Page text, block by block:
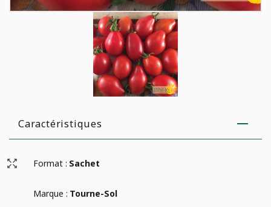
Caractéristiques
Format : Sachet
Marque : Tourne-Sol